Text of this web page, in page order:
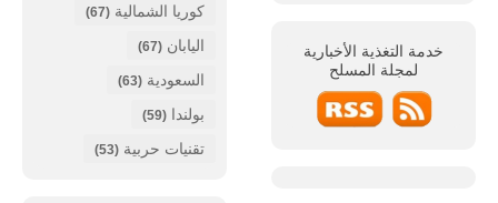
خدمة التغذية الأخبارية
لمجلة المسلح
كوريا الشمالية (67)
اليابان (67)
السعودية (63)
بولندا (59)
تقنيات حربية (53)